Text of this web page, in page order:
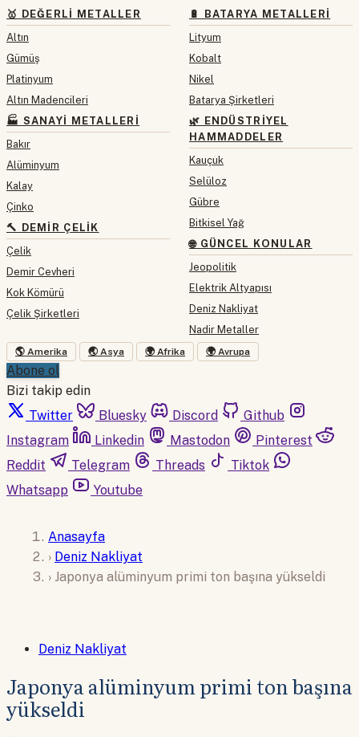
🥇 DEĞERLI METALLER
Altın
Gümüş
Platinyum
Altın Madencileri
🏭 SANAYI METALLERI
Bakır
Alüminyum
Kalay
Çinko
🔨 DEMIR ÇELIK
Çelik
Demir Cevheri
Kok Kömürü
Çelik Şirketleri
🔋 BATARYA METALLERI
Lityum
Kobalt
Nikel
Batarya Şirketleri
🌿 ENDÜSTRIYEL
HAMMADDELER
Kauçuk
Selüloz
Gübre
Bitkisel Yağ
🌐 GÜNCEL KONULAR
Jeopolitik
Elektrik Altyapısı
Deniz Nakliyat
Nadir Metaller
🌎 Amerika 🌏 Asya 🌍 Afrika 🌍 Avrupa
Abone ol
Bizi takip edin
Twitter
Bluesky Discord
Github
Instagram
Linkedin Mastodon
Pinterest
Reddit
Telegram Threads
Tiktok
Whatsapp
Youtube
Anasayfa
› Deniz Nakliyat
› Japonya alüminyum primi ton başına yükseldi
Deniz Nakliyat
Japonya alüminyum primi ton başına
yükseldi